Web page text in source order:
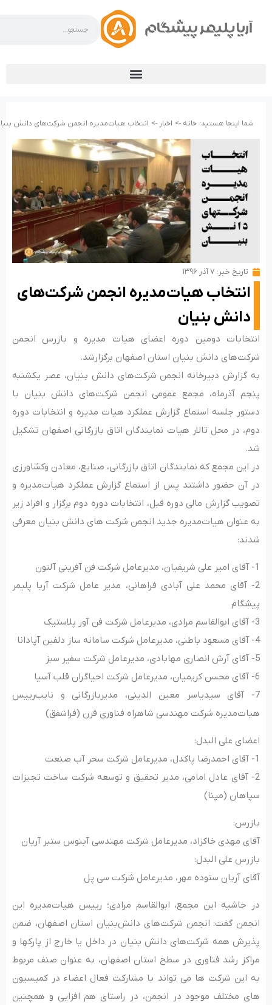
شما اینجا هستید: خانه -> اخبار -> انتخاب هیات‌مدیره انجمن شرکت‌های دانش
تاریخ خبر: ۷ آذر ۱۳۹۶
انتخاب هیات‌مدیره انجمن شرکت‌های
دانش بنیان
انتخابات دومین دوره اعضای هیات مدیره و بازرس انجمن
شرکت‌های دانش بنیان استان اصفهان برگزارشد.
به گزارش دبیرخانه انجمن شرکت‌های دانش بنیان، عصر یکشنبه
پنجم آذرماه، مجمع عمومی انجمن شرکت‌های دانش بنیان با
دستور جلسه استماع گزارش عملکرد هیات مدیره و انتخابات دوره
دوم، در محل تالار هیات نمایندگان اتاق بازرگانی اصفهان تشکیل
شد.
در این مجمع که نمایندگان اتاق بازرگانی، صنایع، معادن وکشاورزی
در آن حضور داشتند پس از استماع گزارش عملکرد هیات‌مدیره و
تصویب گزارش مالی دوره قبل، انتخابات دوره دوم برگزار و افراد زیر
به عنوان هیات‌مدیره جدید انجمن شرکت های دانش بنیان معرفی
شدند:
1- آقای امیر علی شریفیان، مدیرعامل شرکت فن آفرینی آلتون
2- آقای محمد علی آبادی فراهانی، مدیر عامل شرکت آریا پلیمر
پیشگام
3- آقای ابوالقاسم مرادی، مدیرعامل شرکت فن آور پلاستیک
4- آقای مسعود باطنی، مدیرعامل شرکت سامانه ساز دلفین آپادانا
5- آقای آرش انصاری مهابادی، مدیرعامل شرکت سفیر سبز
6- آقای محسن کریمیان، مدیرعامل شرکت احیاگران قلب آسیا
7- آقای سیدیاسر معین الدینی، مدیربازرگانی و نایب‌رییس
هیات‌مدیره شرکت مهندسی شاهراه فناوری قرن (فراشفق)
اعضای علی البدل:
1- آقای احمدرضا پاکدل، مدیرعامل شرکت سحر آب صنعت
2- آقای عادل امامی، مدیر تحقیق و توسعه شرکت ساخت تجیزات
سپاهان (مپنا)
بازرس:
آقای مهدی خاکزاد، مدیرعامل شرکت مهندسی آبنوس ستبر آریان
بازرس علی البدل:
آقای آریان ستوده مهر، مدیرعامل شرکت سی پل
در حاشیه این مجمع، ابوالقاسم مرادی؛ رییس هیات‌مدیره این
انجمن گفت: انجمن شرکت‌های دانش‌بنیان استان اصفهان، ضمن
پذیرش همه شرکت‌های دانش بنیان در داخل یا خارج از پارکها و
مراکز رشد فناوری در سطح استان اصفهان، به عنوان صنف مربوط
به این شرکت ها می تواند با مشارکت فعال اعضاء در کمیسیون
های مختلف موجود در انجمن، در راستای هم افزایی و همچنین